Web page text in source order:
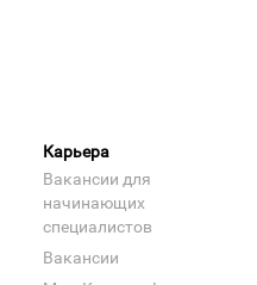
Карьера
Вакансии для
начинающих
специалистов
Вакансии